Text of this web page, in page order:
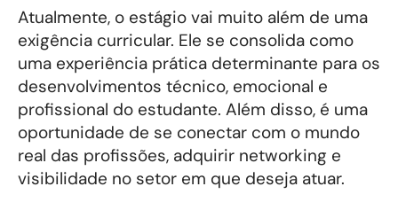
Atualmente, o estágio vai muito além de uma
exigência curricular. Ele se consolida como
uma experiência prática determinante para os
desenvolvimentos técnico, emocional e
profissional do estudante. Além disso, é uma
oportunidade de se conectar com o mundo
real das profissões, adquirir networking e
visibilidade no setor em que deseja atuar.